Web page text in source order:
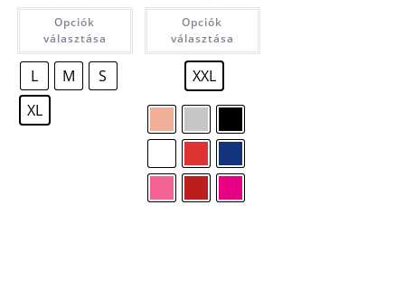
Opciók
választása
L M
S
XL
Opciók
választása
XXL